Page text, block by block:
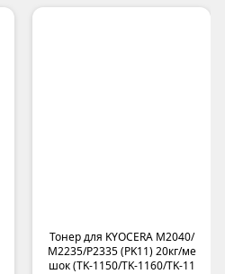
Тонер для KYOCERA M2040/
M2235/P2335 (PK11) 20кг/ме
шок (TK-1150/TK-1160/TK-11